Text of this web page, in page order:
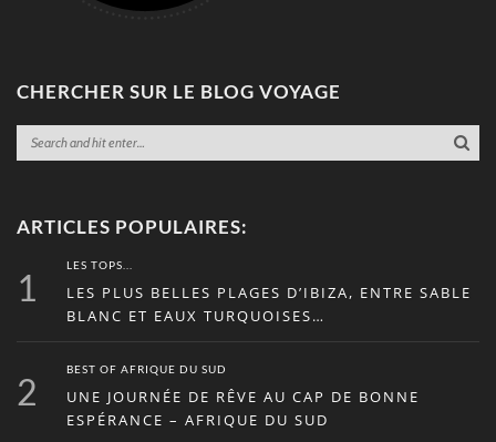
CHERCHER SUR LE BLOG VOYAGE
ARTICLES POPULAIRES:
1
LES TOPS...
LES PLUS BELLES PLAGES D’IBIZA, ENTRE SABLE
BLANC ET EAUX TURQUOISES…
2
BEST OF AFRIQUE DU SUD
UNE JOURNÉE DE RÊVE AU CAP DE BONNE
ESPÉRANCE – AFRIQUE DU SUD